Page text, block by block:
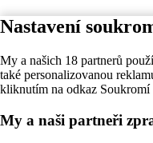
Nastavení
My a našich 18 partnerů
také personalizovanou
kliknutím na odkaz Soukromí
My a naši partneři